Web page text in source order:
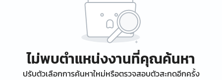
ไม่พบตำแหน่งงานที่คุณค้นหา
ปรับตัวเลือกการค้นหาใหม่หรือตรวจสอบตัวสะกดอีกครั้ง